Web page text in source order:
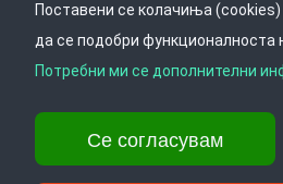
Врати се горе
Ул. Даме Груев 14, Катна гаража Беко на
Поставени се колачиња
да се подобри функционалноста
Потребни ми се дополнителни
Се согласувам